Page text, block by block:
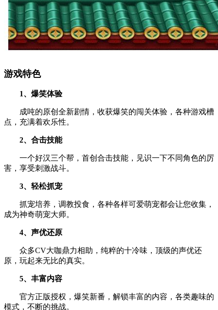
游戏特色
1、爆笑体验
成吨的原创全新剧情，收获爆笑的闯关体验，各种游戏槽
点，充满着欢乐性。
2、合击技能
一个好汉三个帮，首创合击技能，见识一下不同角色的厉
害，享受刺激战斗。
3、轻松抓宠
抓宠培养，调教投食，各种各样可爱萌宠都会让您收集，
成为神奇萌宠大师。
4、声优还原
众多CV大咖鼎力相助，纯粹的十冷味，顶级的声优还
原，玩起来无比的真实。
5、丰富内容
官方正版授权，爆笑新番，解锁丰富的内容，各类趣味的
模式，不断的挑战。